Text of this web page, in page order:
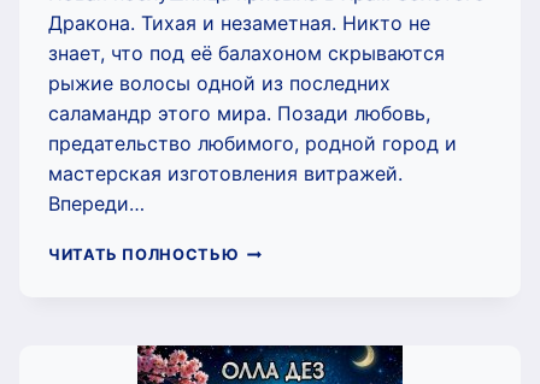
Дракона. Тихая и незаметная. Никто не
знает, что под её балахоном скрываются
рыжие волосы одной из последних
саламандр этого мира. Позади любовь,
предательство любимого, родной город и
мастерская изготовления витражей.
Впереди…
ЧИТАТЬ ПОЛНОСТЬЮ ВИТРАЖНОЕ
САЛАМАНДРА
(ОЛЛА